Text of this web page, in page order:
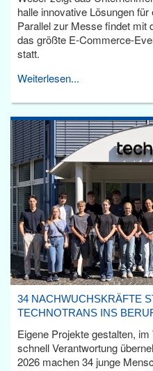
halle innovative Lösungen
Parallel zur Messe findet mit
das größte E-Commerce-
statt.
Weiterlesen...
34 NACHWUCHSKRÄFTE
TECHNOTRANS INS
Eigene Projekte gestalten,
schnell Verantwortung
2026 machen 34 junge